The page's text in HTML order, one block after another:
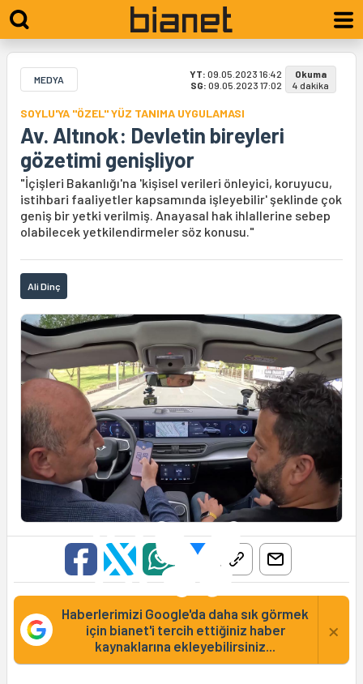
MEDYA YT: 09.05.2023 16:42
SG: 09.05.2023 17:02
Okuma
4 dakika
SOYLU'YA "ÖZEL" YÜZ TANIMA UYGULAMASI
Av. Altınok: Devletin bireyleri
gözetimi genişliyor
"İçişleri Bakanlığı'na 'kişisel verileri önleyici, koruyucu,
istihbari faaliyetler kapsamında işleyebilir' şeklinde çok
geniş bir yetki verilmiş. Anayasal hak ihlallerine sebep
olabilecek yetkilendirmeler söz konusu."
Ali Dinç
Haberlerimizi Google'da daha sık görmek
için bianet'i tercih ettiğiniz haber
kaynaklarına ekleyebilirsiniz...
×